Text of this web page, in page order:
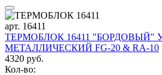
арт. 16411
ТЕРМОБЛОК 16411
МЕТАЛЛИЧЕСКИЙ FG-20 & RA-10
4320 руб.
Кол-во: